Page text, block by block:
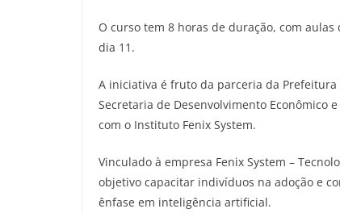
O curso tem 8 horas de duração, com
dia 11.
A iniciativa é fruto da parceria da
Secretaria de Desenvolvimento Econômico
com o Instituto Fenix System.
Vinculado à empresa Fenix System –
objetivo capacitar indivíduos na adoção e
ênfase em inteligência artificial.